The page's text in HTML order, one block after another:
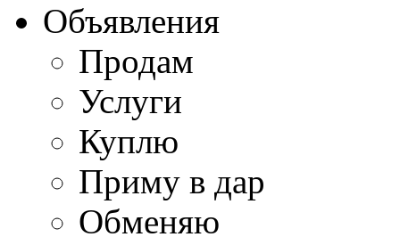
Объявления
Продам
Услуги
Куплю
Приму в дар
Обменяю